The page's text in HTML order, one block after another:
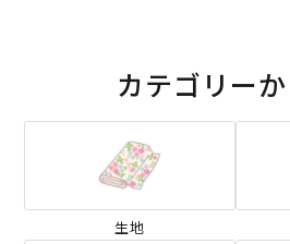
カテゴリー
生地